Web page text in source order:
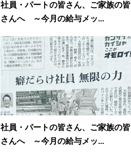
社員・パートの皆さん、ご家族の皆
さんへ ～今月の給与メッ...
社員・パートの皆さん、ご家族の皆
さんへ ～今月の給与メッ...